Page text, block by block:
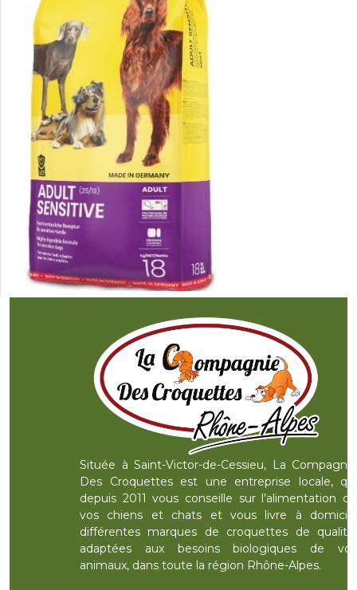
Située à Saint-Victor-de-Cessieu, La Compagnie
Des Croquettes est une entreprise locale, qui
depuis 2011 vous conseille sur l’alimentation de
vos chiens et chats et vous livre à domicile
différentes marques de croquettes de qualité,
adaptées aux besoins biologiques de vos
animaux, dans toute la région Rhône-Alpes.